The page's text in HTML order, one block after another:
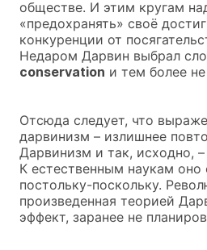
обществе. И этим кругам
«предохранять» своё
конкуренции от
Недаром Дарвин выбрал
conservation и тем более не
Отсюда следует, что
дарвинизм – излишнее
Дарвинизм и так, исходно,
К естественным наукам оно
постольку-поскольку.
произведенная теорией
эффект, заранее не